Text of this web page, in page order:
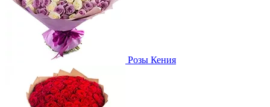
Розы Кения